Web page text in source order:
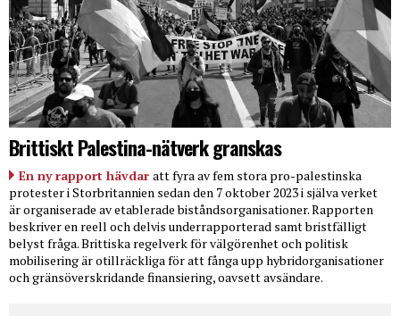
Brittiskt Palestina-nätverk granskas
En ny rapport hävdar att fyra av fem stora pro-palestinska
protester i Storbritannien sedan den 7 oktober 2023 i själva verket
är organiserade av etablerade biståndsorganisationer. Rapporten
beskriver en reell och delvis underrapporterad samt bristfälligt
belyst fråga. Brittiska regelverk för välgörenhet och politisk
mobilisering är otillräckliga för att fånga upp hybridorganisationer
och gränsöverskridande finansiering, oavsett avsändare.